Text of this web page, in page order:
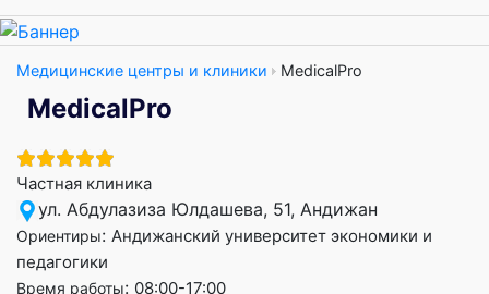
Медицинские центры и клиники MedicalPro
MedicalPro
Частная клиника
ул. Абдулазиза Юлдашева, 51, Андижан
Ориентиры: Андижанский университет экономики и
педагогики
Время работы: 08:00-17:00